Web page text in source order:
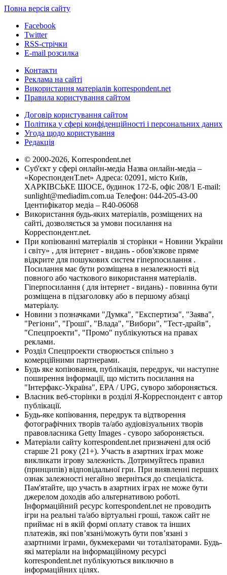
Повна версія сайту
Facebook
Twitter
RSS-стрічки
E-mail розсилка
Контакти
Реклама на сайті
Використання матеріалів korrespondent.net
Правила користування сайтом
Договір користування сайтом
Політика у сфері конфіденційності і персональних даних
Угода щодо користування
Редакція
© 2000-2026, Korrespondent.net
Суб'єкт у сфері онлайн-медіа Назва онлайн-медіа –
«КореспонденТ.net» Адреса: 02091, місто Київ,
ХАРКІВСЬКЕ ШОСЕ, будинок 172-Б, офіс 208/1 E-mail:
sunlight@mediadim.com.ua Телефон: 044-205-43-00
Ідентифікатор медіа – R40-06068
Використання будь-яких матеріалів, розміщених на
сайті, дозволяється за умови посилання на
Корреспондент.net.
При копіюванні матеріалів зі сторінки « Новини України
і світу» , для інтернет - видань - обов'язкове пряме
відкрите для пошукових систем гіперпосилання .
Посилання має бути розміщена в незалежності від
повного або часткового використання матеріалів.
Гіперпосилання ( для інтернет - видань) - повинна бути
розміщена в підзаголовку або в першому абзаці
матеріалу.
Новини з позначками "Думка", "Експертиза", "Заява",
"Регіони", "Гроші", "Влада", "Вибори", "Тест-драйв",
"Спецпроекти", "Промо" публікуються на правах
реклами.
Розділ Спецпроекти створюється спільно з
комерційними партнерами.
Будь яке копіювання, публікація, передрук, чи наступне
поширення інформації, що містить посилання на
"Інтерфакс-Україна", EPA / UPG, суворо забороняється.
Власник веб-сторінки в розділі Я-Корреспондент є автор
публікації.
Будь-яке копіювання, передрук та відтворення
фотографічних творів та/або аудіовізуальних творів
правовласника Getty Images - суворо забороняється.
Матеріали сайту korrespondent.net призначені для осіб
старше 21 року (21+). Участь в азартних іграх може
викликати ігрову залежність. Дотримуйтесь правил
(принципів) відповідальної гри. При виявленні перших
ознак залежності негайно зверніться до спеціаліста.
Пам'ятайте, що участь в азартних іграх не може бути
джерелом доходів або альтернативою роботі.
Інформаційний ресурс korrespondent.net не проводить
ігри на реальні та/або віртуальні гроші, також сайт не
приймає ні в якій формі оплату ставок та інших
платежів, які пов’язані/можуть бути пов’язані з
азартними іграми, букмекерами чи тоталізаторами. Будь-
які матеріали на інформаційному ресурсі
korrespondent.net публікуються виключно в
інформаційних цілях.